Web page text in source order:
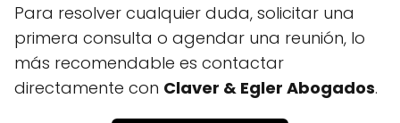
Para resolver cualquier duda, solicitar una
primera consulta o agendar una reunión, lo
más recomendable es contactar
directamente con Claver & Egler Abogados.